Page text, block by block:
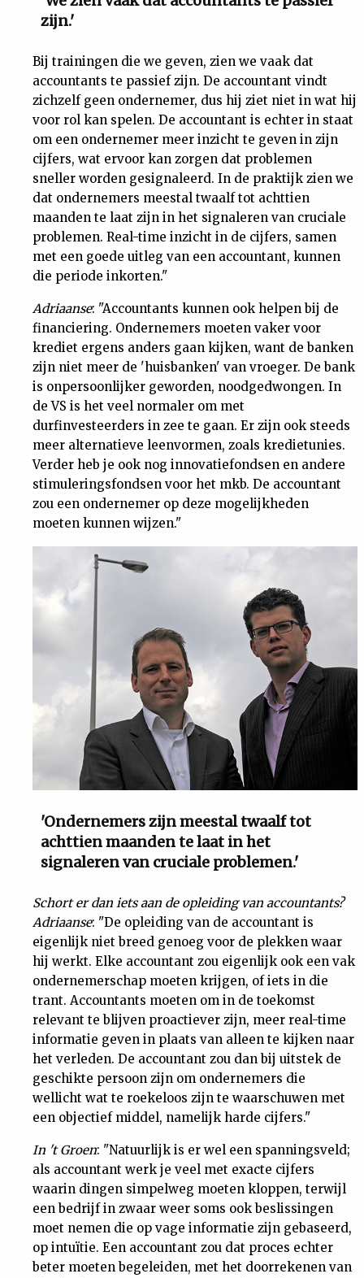
zijn.'
Bij trainingen die we geven, zien we vaak dat
accountants te passief zijn. De accountant vindt
zichzelf geen ondernemer, dus hij ziet niet in wat hij
voor rol kan spelen. De accountant is echter in staat
om een ondernemer meer inzicht te geven in zijn
cijfers, wat ervoor kan zorgen dat problemen
sneller worden gesignaleerd. In de praktijk zien we
dat ondernemers meestal twaalf tot achttien
maanden te laat zijn in het signaleren van cruciale
problemen. Real-time inzicht in de cijfers, samen
met een goede uitleg van een accountant, kunnen
die periode inkorten."
Adriaanse: "Accountants kunnen ook helpen bij de
financiering. Ondernemers moeten vaker voor
krediet ergens anders gaan kijken, want de banken
zijn niet meer de 'huisbanken' van vroeger. De bank
is onpersoonlijker geworden, noodgedwongen. In
de VS is het veel normaler om met
durfinvesteerders in zee te gaan. Er zijn ook steeds
meer alternatieve leenvormen, zoals kredietunies.
Verder heb je ook nog innovatiefondsen en andere
stimuleringsfondsen voor het mkb. De accountant
zou een ondernemer op deze mogelijkheden
moeten kunnen wijzen."
'Ondernemers zijn meestal twaalf tot
achttien maanden te laat in het
signaleren van cruciale problemen.'
Schort er dan iets aan de opleiding van accountants?
Adriaanse: "De opleiding van de accountant is
eigenlijk niet breed genoeg voor de plekken waar
hij werkt. Elke accountant zou eigenlijk ook een vak
ondernemerschap moeten krijgen, of iets in die
trant. Accountants moeten om in de toekomst
relevant te blijven proactiever zijn, meer real-time
informatie geven in plaats van alleen te kijken naar
het verleden. De accountant zou dan bij uitstek de
geschikte persoon zijn om ondernemers die
wellicht wat te roekeloos zijn te waarschuwen met
een objectief middel, namelijk harde cijfers."
In 't Groen: "Natuurlijk is er wel een spanningsveld;
als accountant werk je veel met exacte cijfers
waarin dingen simpelweg moeten kloppen, terwijl
een bedrijf in zwaar weer soms ook beslissingen
moet nemen die op vage informatie zijn gebaseerd,
op intuïtie. Een accountant zou dat proces echter
beter moeten begeleiden, met het doorrekenen van